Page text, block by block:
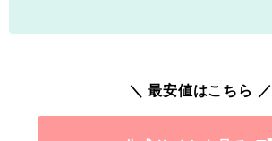
＼ 最安値はこちら ／